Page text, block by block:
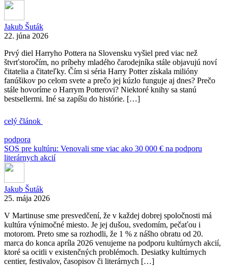
Jakub Šuták
22. júna 2026
Prvý diel Harryho Pottera na Slovensku vyšiel pred viac než
štvrťstoročím, no príbehy mladého čarodejníka stále objavujú noví
čitatelia a čitateľky. Čím si séria Harry Potter získala milióny
fanúšikov po celom svete a prečo jej kúzlo funguje aj dnes? Prečo
stále hovoríme o Harrym Potterovi? Niektoré knihy sa stanú
bestsellermi. Iné sa zapíšu do histórie. […]
celý článok
podpora
SOS pre kultúru: Venovali sme viac ako 30 000 € na podporu
literárnych akcií
Jakub Šuták
25. mája 2026
V Martinuse sme presvedčení, že v každej dobrej spoločnosti má
kultúra výnimočné miesto. Je jej dušou, svedomím, pečaťou i
motorom. Preto sme sa rozhodli, že 1 % z nášho obratu od 20.
marca do konca apríla 2026 venujeme na podporu kultúrnych akcií,
ktoré sa ocitli v existenčných problémoch. Desiatky kultúrnych
centier, festivalov, časopisov či literárnych […]